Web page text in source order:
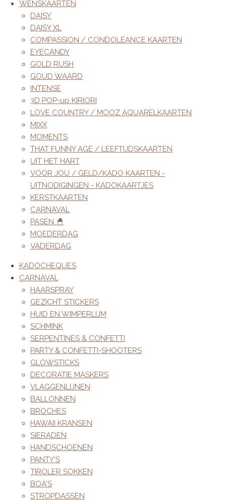
WENSKAARTEN
DAISY
DAISY XL
COMPASSION / CONDOLEANCE KAARTEN
EYECANDY
GOLD RUSH
GOUD WAARD
INTENSE
3D POP-up KIRIORI
LOVE COUNTRY / MOOZ AQUARELKAARTEN
MIXX
MOMENTS
THAT FUNNY AGE / LEEFTIJDSKAARTEN
UIT HET HART
VOOR JOU / GELD/KADO KAARTEN -
UITNODIGINGEN - KADOKAARTJES
KERSTKAARTEN
CARNAVAL
PASEN 🐣
MOEDERDAG
VADERDAG
KADOCHEQUES
CARNAVAL
HAARSPRAY
GEZICHT STICKERS
HUID EN WIMPERLIJM
SCHMINK
SERPENTINES & CONFETTI
PARTY & CONFETTI-SHOOTERS
GLOWSTICKS
DECORATIE MASKERS
VLAGGENLIJNEN
BALLONNEN
BROCHES
HAWAII KRANSEN
SIERADEN
HANDSCHOENEN
PANTY'S
TIROLER SOKKEN
BOA'S
STROPDASSEN